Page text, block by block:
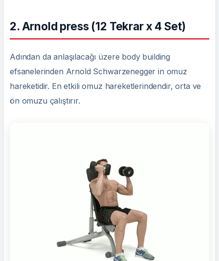
2. Arnold press (12 Tekrar x 4 Set)
Adından da anlaşılacağı üzere body building
efsanelerinden Arnold Schwarzenegger in omuz
hareketidir. En etkili omuz hareketlerindendir, orta ve
ön omuzu çalıştırır.